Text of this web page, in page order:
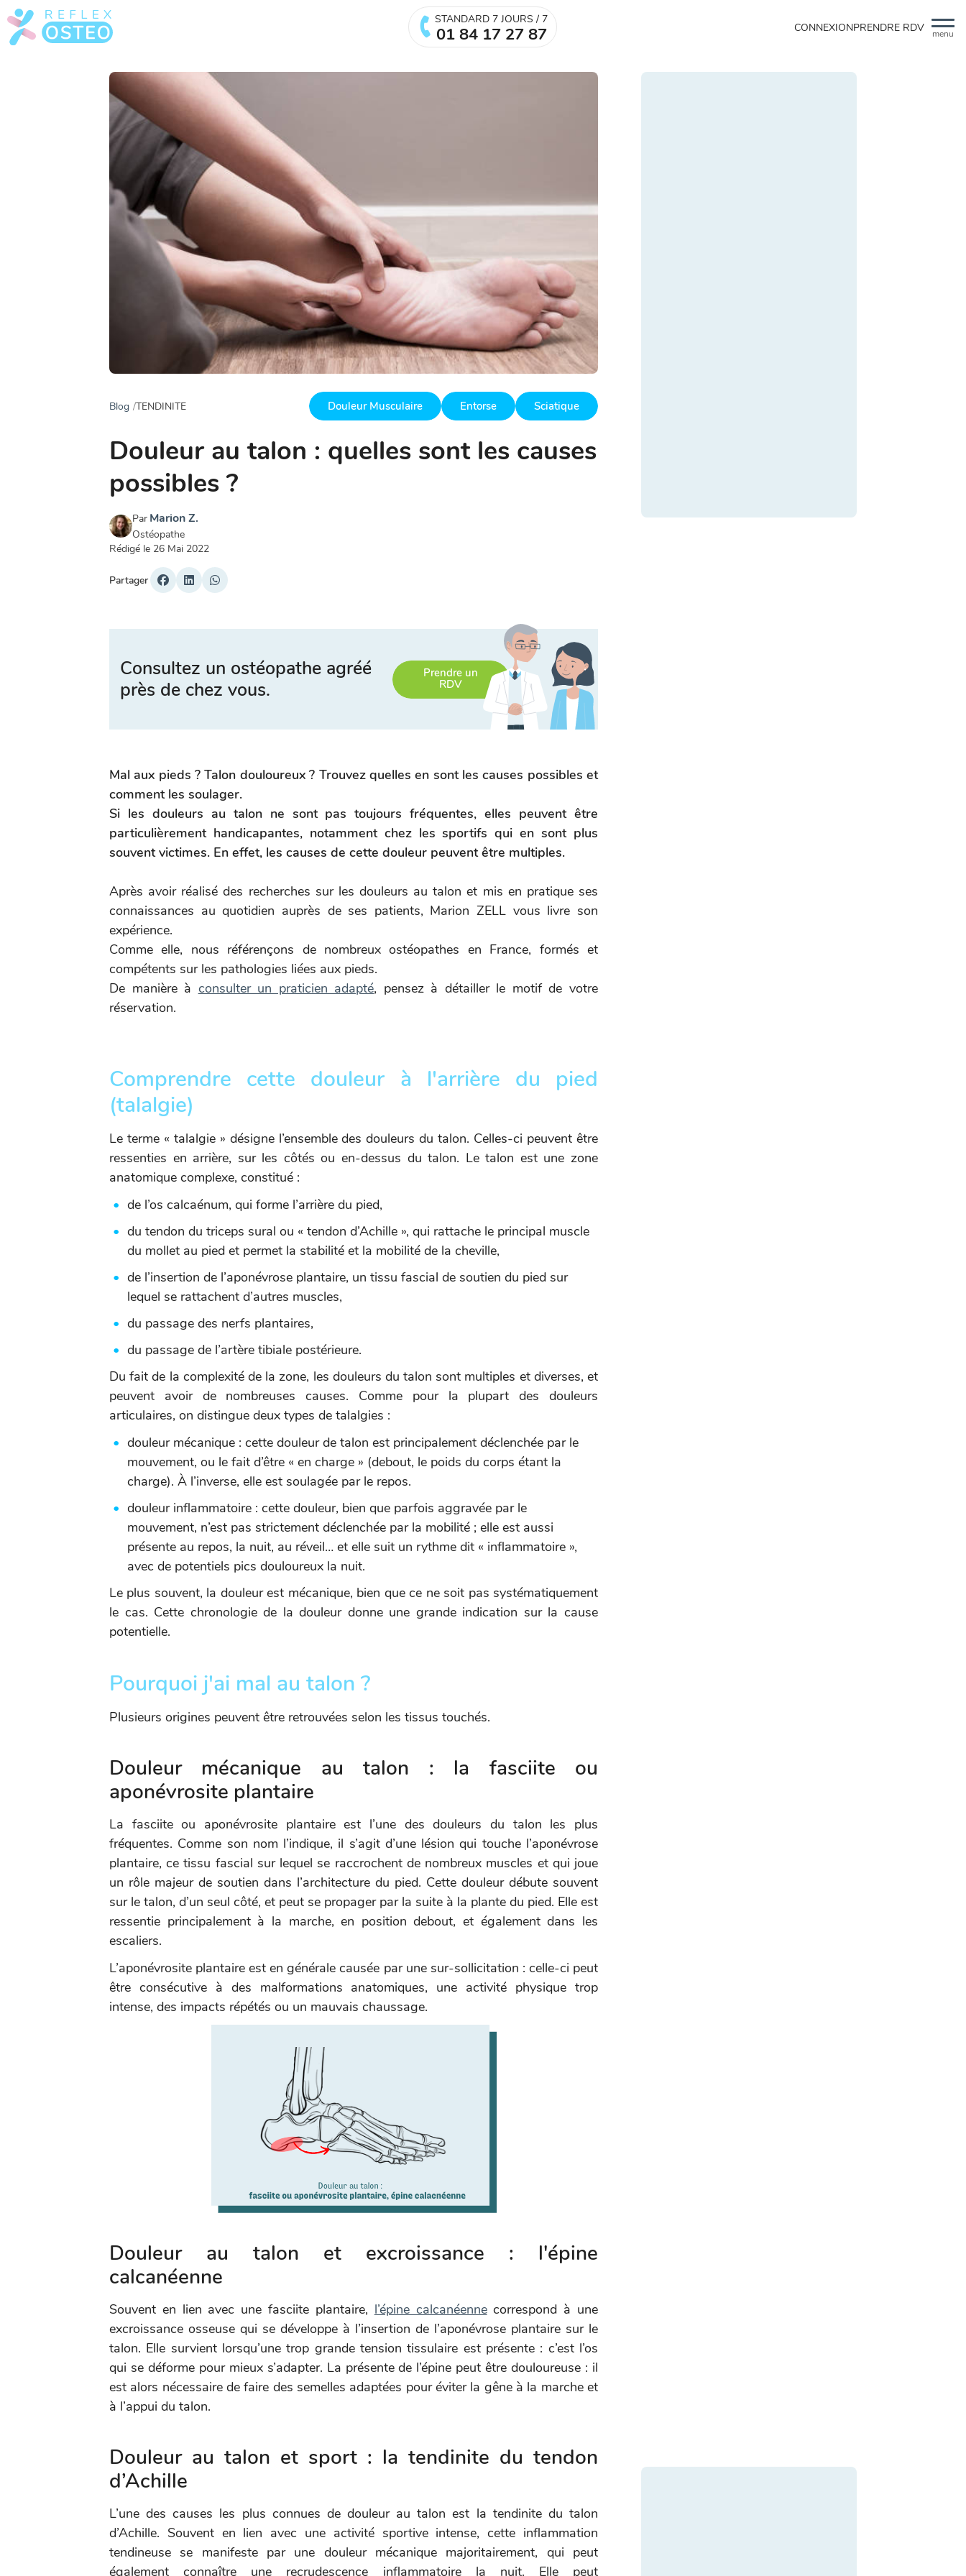
menu
STANDARD 7 JOURS / 7
01 84 17 27 87 CONNEXIONPRENDRE RDV
Blog TENDINITE Douleur Musculaire Entorse Sciatique
Douleur au talon : quelles sont les causes
possibles ?
Par Marion Z.
Ostéopathe
Rédigé le 26 Mai 2022
Partager
Consultez un ostéopathe agréé
près de chez vous.
Prendre un
RDV
Mal aux pieds ? Talon douloureux ? Trouvez quelles en sont les causes possibles et
comment les soulager.
Si les douleurs au talon ne sont pas toujours fréquentes, elles peuvent être
particulièrement handicapantes, notamment chez les sportifs qui en sont plus
souvent victimes. En effet, les causes de cette douleur peuvent être multiples.
Après avoir réalisé des recherches sur les douleurs au talon et mis en pratique ses
connaissances au quotidien auprès de ses patients, Marion ZELL vous livre son
expérience.
Comme elle, nous référençons de nombreux ostéopathes en France, formés et
compétents sur les pathologies liées aux pieds.
De manière à consulter un praticien adapté, pensez à détailler le motif de votre
réservation.
Comprendre cette douleur à l'arrière du pied
(talalgie)
Le terme « talalgie » désigne l’ensemble des douleurs du talon. Celles-ci peuvent être
ressenties en arrière, sur les côtés ou en-dessus du talon. Le talon est une zone
anatomique complexe, constitué :
de l’os calcaénum, qui forme l’arrière du pied,
du tendon du triceps sural ou « tendon d’Achille », qui rattache le principal muscle
du mollet au pied et permet la stabilité et la mobilité de la cheville,
de l’insertion de l’aponévrose plantaire, un tissu fascial de soutien du pied sur
lequel se rattachent d’autres muscles,
du passage des nerfs plantaires,
du passage de l’artère tibiale postérieure.
Du fait de la complexité de la zone, les douleurs du talon sont multiples et diverses, et
peuvent avoir de nombreuses causes. Comme pour la plupart des douleurs
articulaires, on distingue deux types de talalgies :
douleur mécanique : cette douleur de talon est principalement déclenchée par le
mouvement, ou le fait d’être « en charge » (debout, le poids du corps étant la
charge). À l’inverse, elle est soulagée par le repos.
douleur inflammatoire : cette douleur, bien que parfois aggravée par le
mouvement, n’est pas strictement déclenchée par la mobilité ; elle est aussi
présente au repos, la nuit, au réveil… et elle suit un rythme dit « inflammatoire »,
avec de potentiels pics douloureux la nuit.
Le plus souvent, la douleur est mécanique, bien que ce ne soit pas systématiquement
le cas. Cette chronologie de la douleur donne une grande indication sur la cause
potentielle.
Pourquoi j'ai mal au talon ?
Plusieurs origines peuvent être retrouvées selon les tissus touchés.
Douleur mécanique au talon : la fasciite ou
aponévrosite plantaire
La fasciite ou aponévrosite plantaire est l’une des douleurs du talon les plus
fréquentes. Comme son nom l’indique, il s’agit d’une lésion qui touche l’aponévrose
plantaire, ce tissu fascial sur lequel se raccrochent de nombreux muscles et qui joue
un rôle majeur de soutien dans l’architecture du pied. Cette douleur débute souvent
sur le talon, d’un seul côté, et peut se propager par la suite à la plante du pied. Elle est
ressentie principalement à la marche, en position debout, et également dans les
escaliers.
L’aponévrosite plantaire est en générale causée par une sur-sollicitation : celle-ci peut
être consécutive à des malformations anatomiques, une activité physique trop
intense, des impacts répétés ou un mauvais chaussage.
Douleur au talon et excroissance : l'épine
calcanéenne
Souvent en lien avec une fasciite plantaire, l’épine calcanéennecorrespond à une
excroissance osseuse qui se développe à l’insertion de l’aponévrose plantaire sur le
talon. Elle survient lorsqu’une trop grande tension tissulaire est présente : c’est l’os
qui se déforme pour mieux s’adapter. La présente de l’épine peut être douloureuse : il
est alors nécessaire de faire des semelles adaptées pour éviter la gêne à la marche et
à l’appui du talon.
Douleur au talon et sport : la tendinite du tendon
d’Achille
L’une des causes les plus connues de douleur au talon est la tendinite du talon
d’Achille. Souvent en lien avec une activité sportive intense, cette inflammation
tendineuse se manifeste par une douleur mécanique majoritairement, qui peut
également connaître une recrudescence inflammatoire la nuit. Elle peut